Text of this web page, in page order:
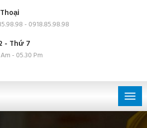
- 0918.85.98.98
- Thứ 7
- 05.30 Pm